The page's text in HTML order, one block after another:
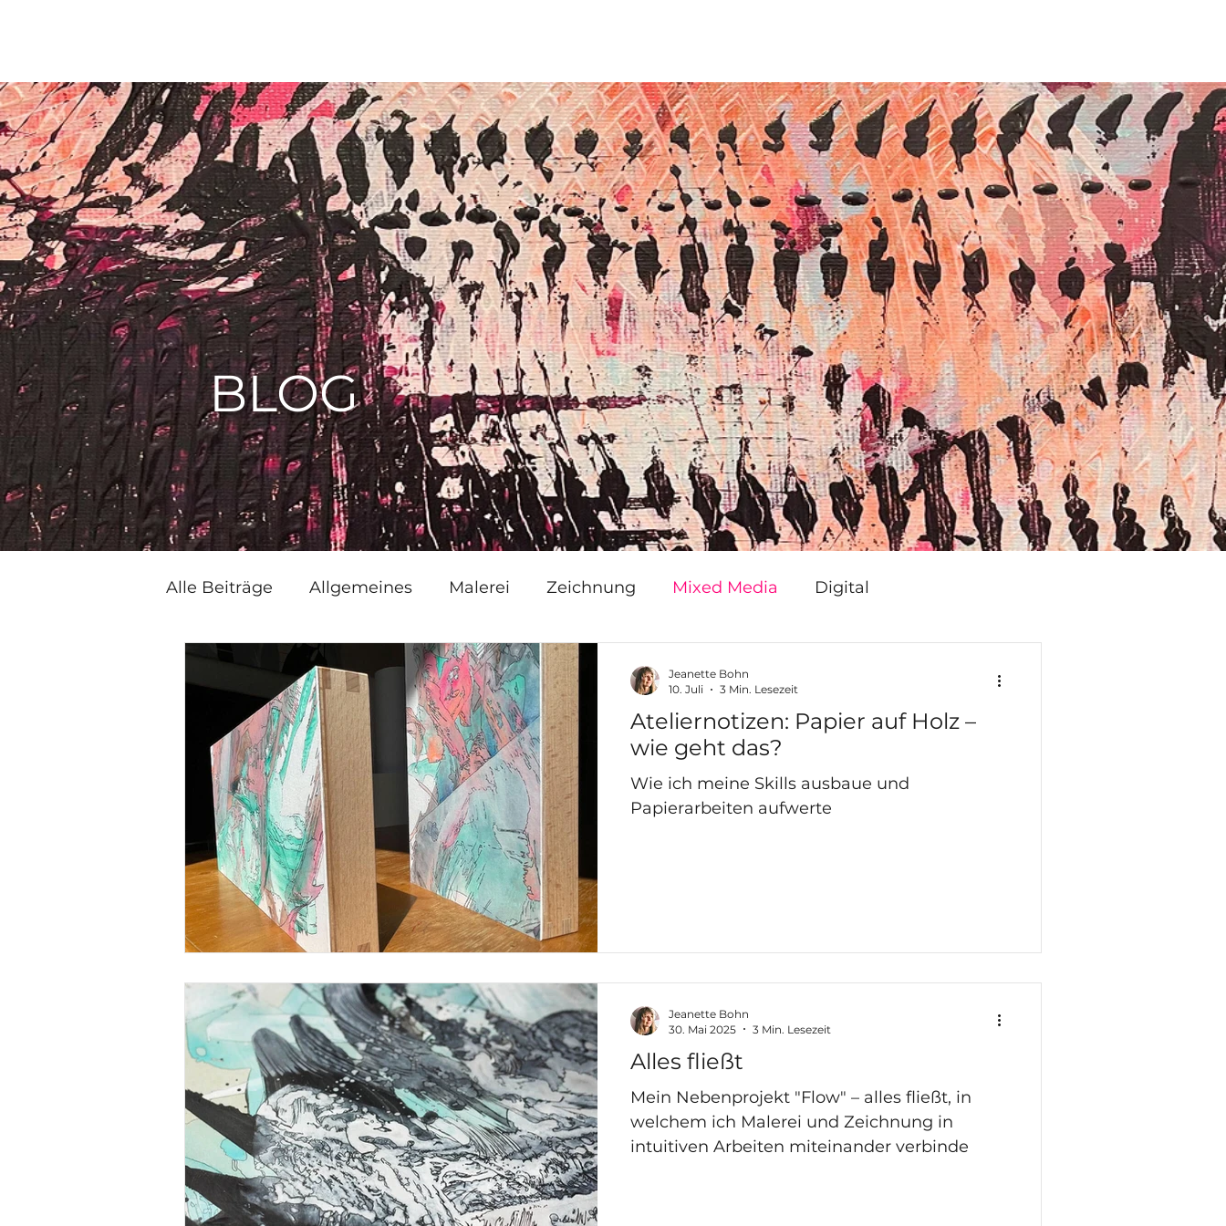
BLOG
Alle Beiträge Allgemeines Malerei Zeichnung Mixed Media Digital
Ateliernotizen: Papier auf Holz –
wie geht das?
Wie ich meine Skills ausbaue und
Papierarbeiten aufwerte
Jeanette Bohn
10. Juli
3 Min. Lesezeit
Alles fließt
Mein Nebenprojekt "Flow" – alles fließt, in
welchem ich Malerei und Zeichnung in
intuitiven Arbeiten miteinander verbinde
Jeanette Bohn
30. Mai 2025
3 Min. Lesezeit